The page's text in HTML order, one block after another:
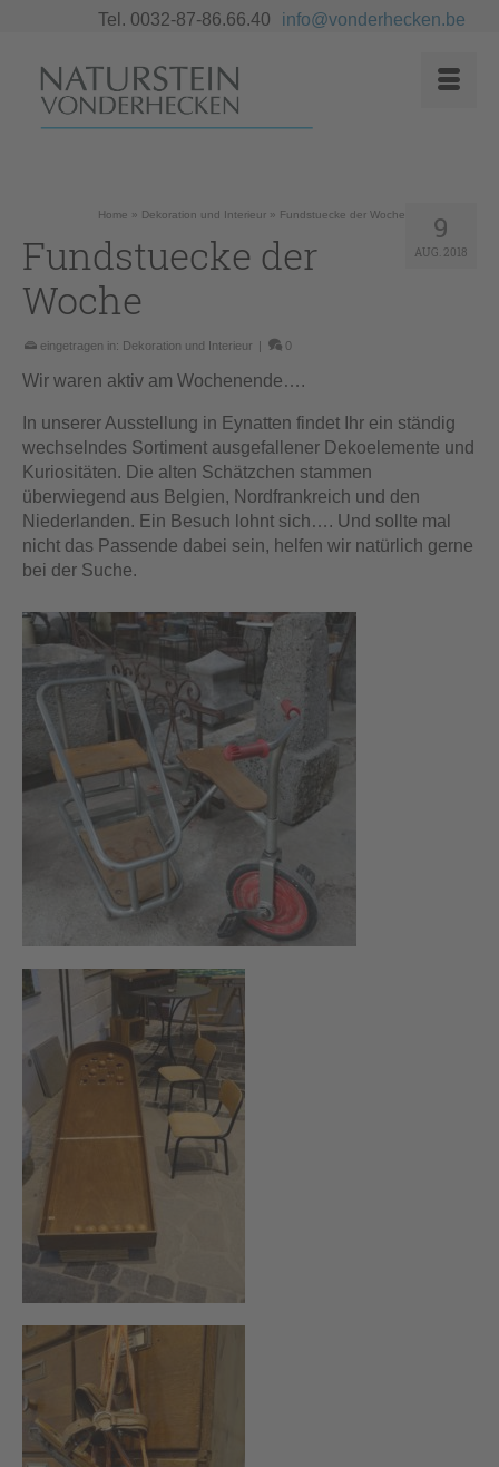
Tel. 0032-87-86.66.40 info@vonderhecken.be
9
AUG. 2018
Home » Dekoration und Interieur » Fundstuecke der Woche
Fundstuecke der
Woche
eingetragen in: Dekoration und Interieur | 0
Wir waren aktiv am Wochenende….
In unserer Ausstellung in Eynatten findet Ihr ein ständig
wechselndes Sortiment ausgefallener Dekoelemente und
Kuriositäten. Die alten Schätzchen stammen
überwiegend aus Belgien, Nordfrankreich und den
Niederlanden. Ein Besuch lohnt sich…. Und sollte mal
nicht das Passende dabei sein, helfen wir natürlich gerne
bei der Suche.